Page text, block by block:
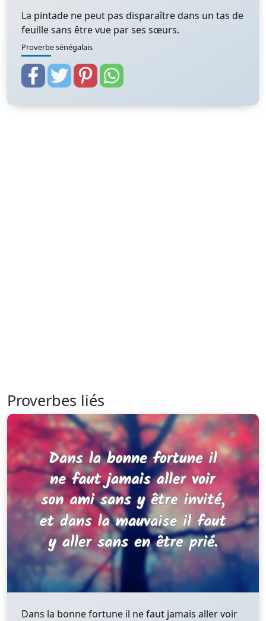
La pintade ne peut pas disparaître dans un tas de
feuille sans être vue par ses sœurs.
Proverbe sénégalais
Proverbes liés
Dans la bonne fortune il ne faut jamais aller voir